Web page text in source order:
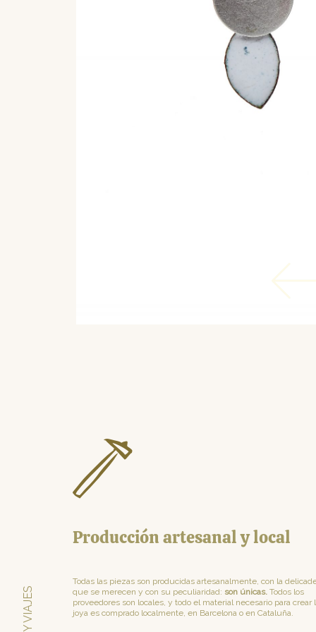
Producción artesanal y local
Todas las piezas son producidas artesanalmente, con la
que se merecen y con su peculiaridad: son únicas. Todos los
proveedores son locales, y todo el material necesario para crear
joya es comprado localmente, en Barcelona o en Cataluña.